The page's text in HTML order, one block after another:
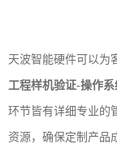
天波智能硬件可以为
工程样机验证-操作
环节皆有详细专业的
资源，确保定制产品